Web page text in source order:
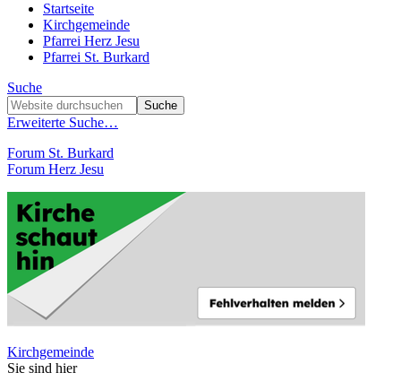
Startseite
Kirchgemeinde
Pfarrei Herz Jesu
Pfarrei St. Burkard
Suche
Erweiterte Suche…
Forum St. Burkard
Forum Herz Jesu
Kirchgemeinde
Sie sind hier